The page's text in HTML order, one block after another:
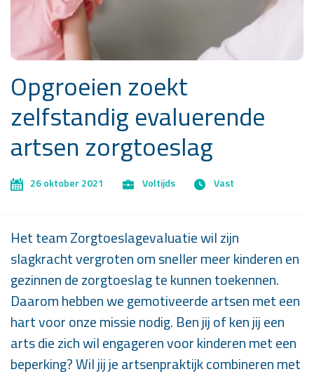
Opgroeien zoekt
zelfstandig evaluerende
artsen zorgtoeslag
26 oktober 2021 Voltijds Vast
Het team Zorgtoeslagevaluatie wil zijn
slagkracht vergroten om sneller meer kinderen en
gezinnen de zorgtoeslag te kunnen toekennen.
Daarom hebben we gemotiveerde artsen met een
hart voor onze missie nodig. Ben jij of ken jij een
arts die zich wil engageren voor kinderen met een
beperking? Wil jij je artsenpraktijk combineren met